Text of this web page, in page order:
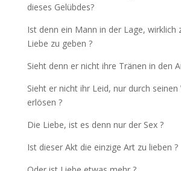
dieses Gelübdes?
Ist denn ein Mann in der Lage, wirklich
Liebe zu geben ?
Sieht denn er nicht ihre Tränen in den
Sieht er nicht ihr Leid, nur durch seinen
erlösen ?
Die Liebe, ist es denn nur der Sex ?
Ist dieser Akt die einzige Art zu lieben ?